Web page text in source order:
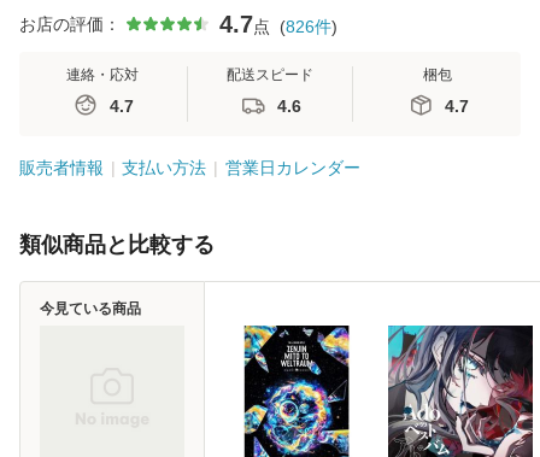
お店の評価： 4.7点 (826件)
連絡・応対
4.7
配送スピード
4.6
梱包
4.7
販売者情報 支払い方法 営業日カレンダー
類似商品と比較する
今見ている商品